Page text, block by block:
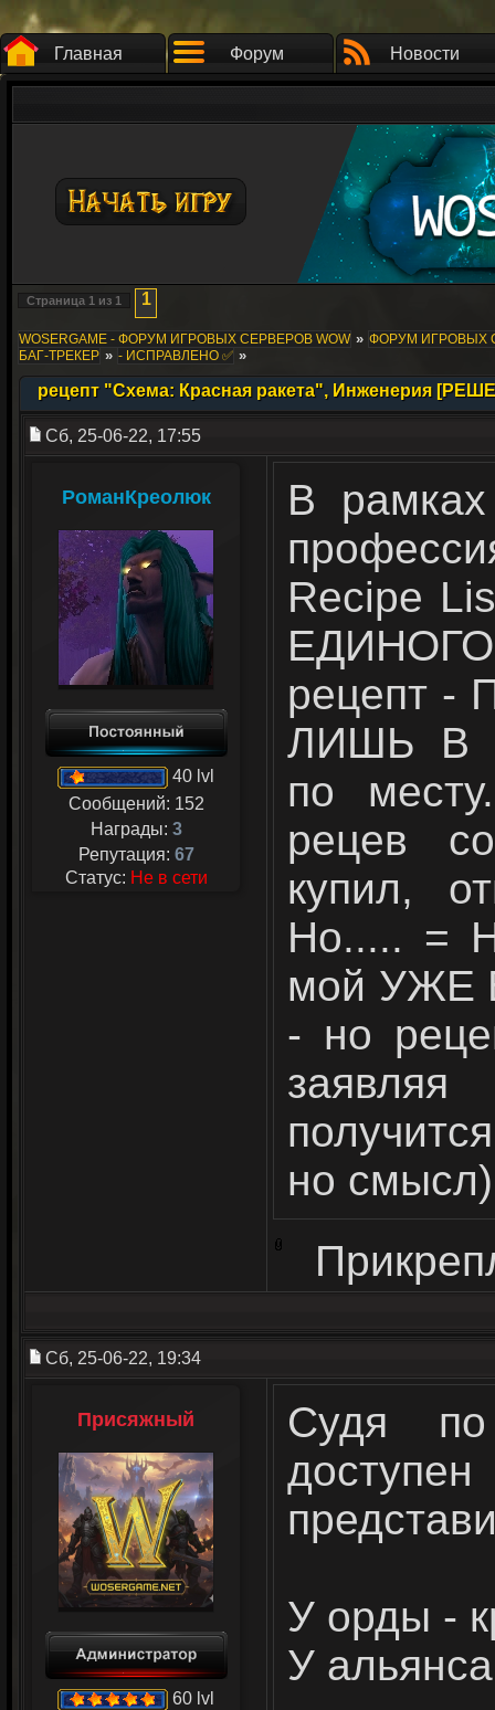
Главная Форум Новости
Страница 1 из 1 1
WOSERGAME - ФОРУМ ИГРОВЫХ СЕРВЕРОВ WOW » ФОРУМ ИГРОВЫХ
БАГ-ТРЕКЕР » - ИСПРАВЛЕНО ✅ »
рецепт "Схема: Красная ракета", Инженерия
Сб, 25-06-22, 17:55
РоманКреолюк
40 lvl
Сообщений: 152
Награды: 3
Репутация: 67
Статус: Не в сети
В
Recipe
ЕДИНОГО
рецепт
ЛИШЬ В
по
рецев
купил,
Но..... =
мой УЖЕ
- но
но
Сб, 25-06-22, 19:34
Присяжный
60 lvl
Судя
У орды -
У